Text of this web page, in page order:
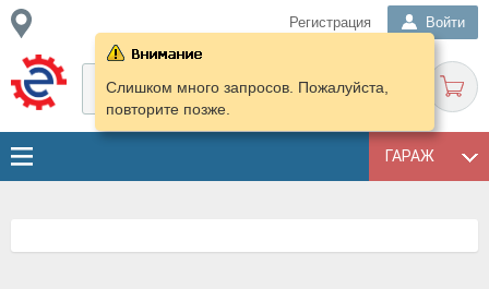
Регистрация Войти
ГАРАЖ
Слишком много запросов. Пожалуйста,
повторите позже.